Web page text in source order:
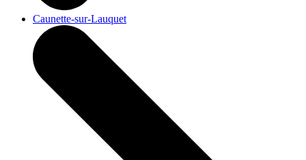
Caunette-sur-Lauquet